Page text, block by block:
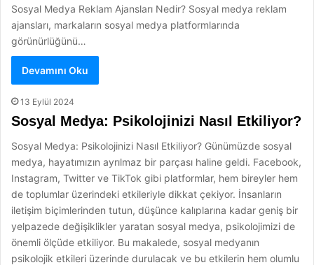
Sosyal Medya Reklam Ajansları Nedir? Sosyal medya reklam
ajansları, markaların sosyal medya platformlarında
görünürlüğünü…
Devamını Oku
13 Eylül 2024
Sosyal Medya: Psikolojinizi Nasıl Etkiliyor?
Sosyal Medya: Psikolojinizi Nasıl Etkiliyor? Günümüzde sosyal
medya, hayatımızın ayrılmaz bir parçası haline geldi. Facebook,
Instagram, Twitter ve TikTok gibi platformlar, hem bireyler hem
de toplumlar üzerindeki etkileriyle dikkat çekiyor. İnsanların
iletişim biçimlerinden tutun, düşünce kalıplarına kadar geniş bir
yelpazede değişiklikler yaratan sosyal medya, psikolojimizi de
önemli ölçüde etkiliyor. Bu makalede, sosyal medyanın
psikolojik etkileri üzerinde durulacak ve bu etkilerin hem olumlu